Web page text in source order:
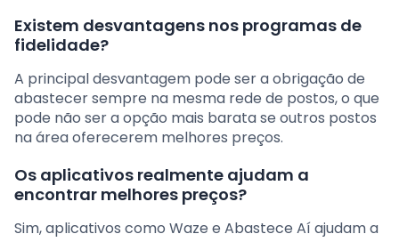
Existem desvantagens nos programas de
fidelidade?
A principal desvantagem pode ser a obrigação de
abastecer sempre na mesma rede de postos, o que
pode não ser a opção mais barata se outros postos
na área oferecerem melhores preços.
Os aplicativos realmente ajudam a
encontrar melhores preços?
Sim, aplicativos como Waze e Abastece Aí ajudam a